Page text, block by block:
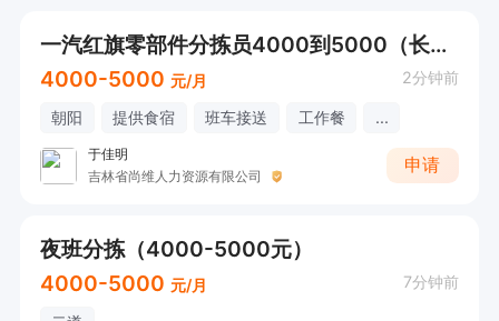
一汽红旗零部件分拣员4000到5000（长白班）
4000-5000 元/月 2分钟前
朝阳 提供食宿 班车接送 工作餐 ...
于佳明
吉林省尚维人力资源有限公司
申请
夜班分拣（4000-5000元）
4000-5000 元/月 7分钟前